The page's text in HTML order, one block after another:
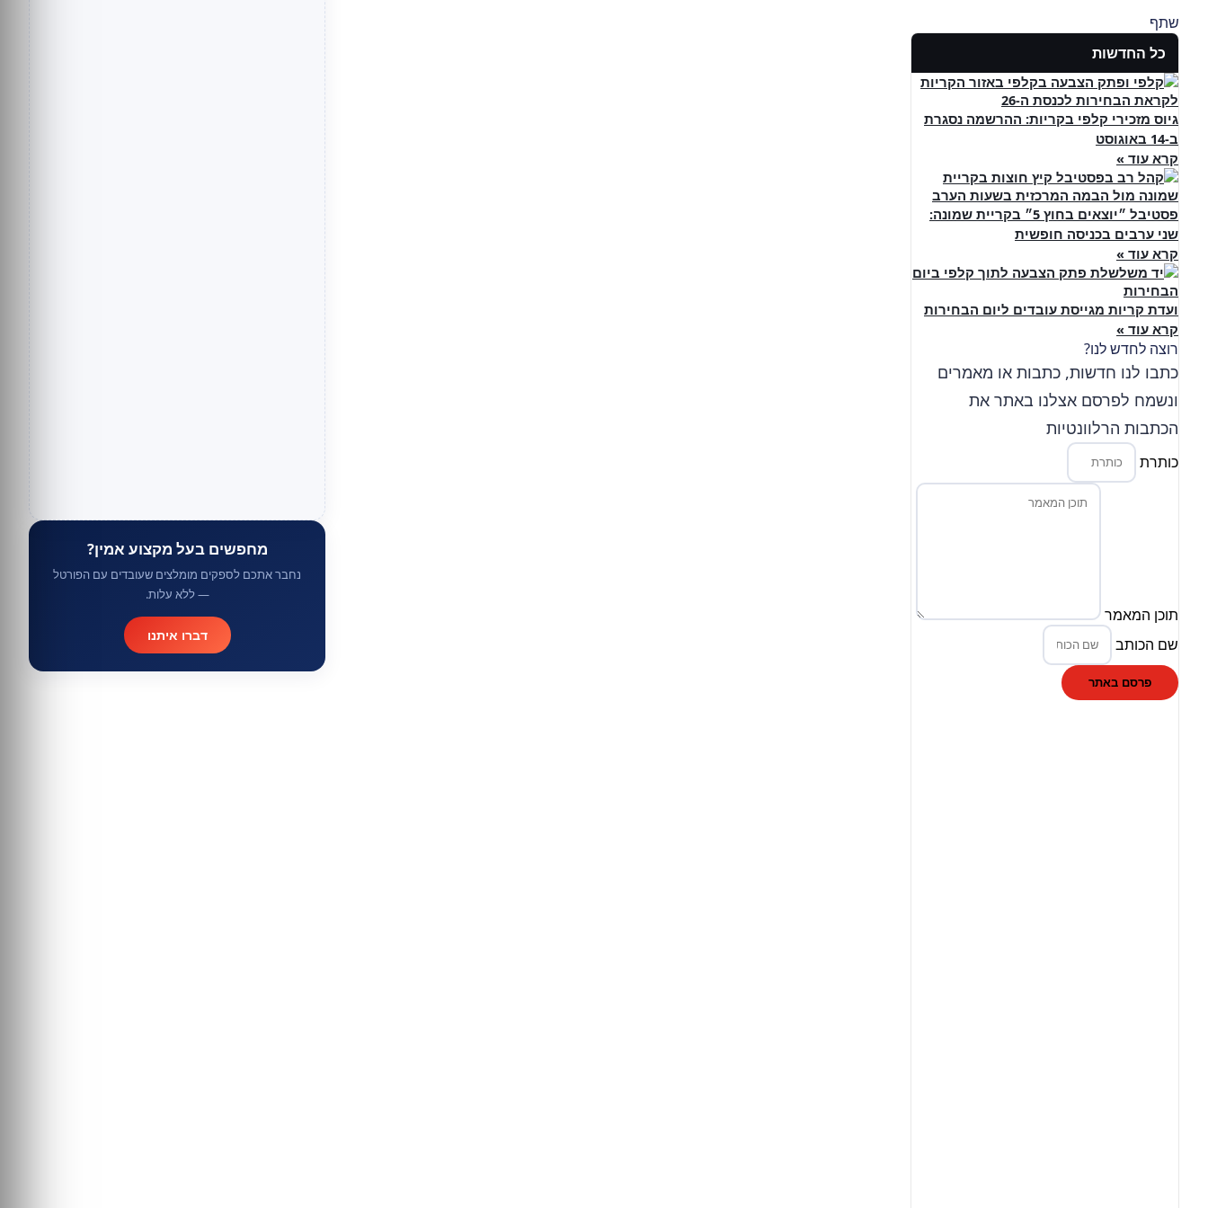
שתף
כל החדשות
גיוס מזכירי קלפי בקריות: ההרשמה נסגרת
ב-14 באוגוסט
קרא עוד »
פסטיבל ״יוצאים בחוץ 5״ בקריית שמונה:
שני ערבים בכניסה חופשית
קרא עוד »
ועדת קריות מגייסת עובדים ליום הבחירות
קרא עוד »
רוצה לחדש לנו?
כתבו לנו חדשות, כתבות או מאמרים
ונשמח לפרסם אצלנו באתר את
הכתבות הרלוונטיות
כותרת
תוכן המאמר
שם הכותב
פרסם באתר
מחפשים בעל מקצוע אמין?
נחבר אתכם לספקים מומלצים שעובדים עם הפורטל
— ללא עלות.
דברו איתנו